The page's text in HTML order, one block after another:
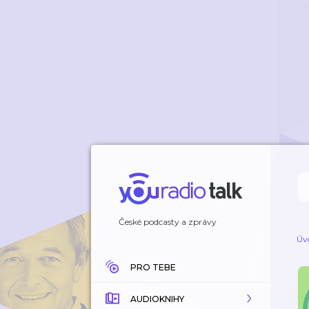
České podcasty a zprávy
PRO TEBE
AUDIOKNIHY